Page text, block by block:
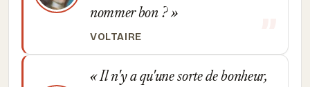
nommer bon ?
VOLTAIRE
Il n'y a qu'une sorte de bonheur,